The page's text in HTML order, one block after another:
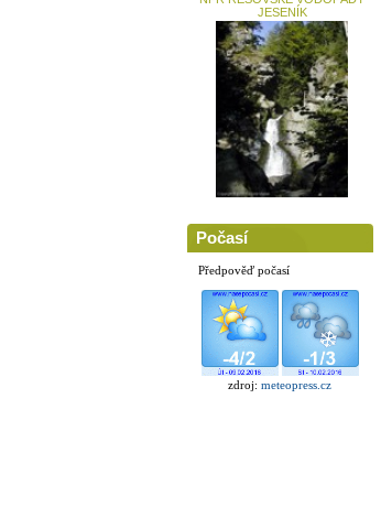
JESENÍK
Počasí
Předpověď počasí
zdroj: meteopress.cz